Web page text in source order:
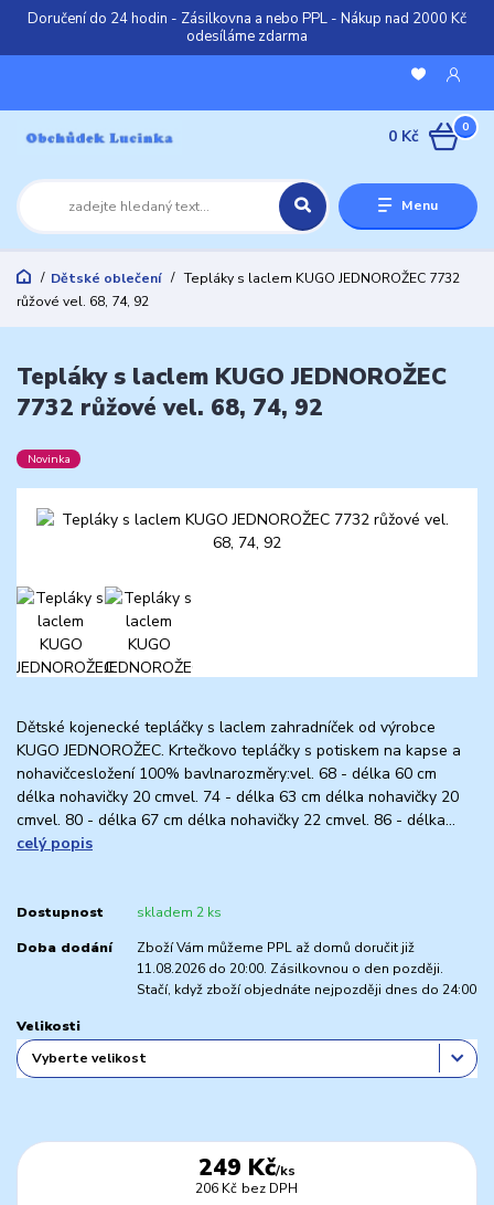
Doručení do 24 hodin - Zásilkovna a nebo PPL - Nákup nad 2000 Kč
odesíláme zdarma
Menu
0
0 Kč
Dětské oblečení
Tepláky s laclem KUGO JEDNOROŽEC 7732
růžové vel. 68, 74, 92
Tepláky s laclem KUGO JEDNOROŽEC
7732 růžové vel. 68, 74, 92
Novinka
Dětské kojenecké tepláčky s laclem zahradníček od výrobce
KUGO JEDNOROŽEC. Krtečkovo tepláčky s potiskem na kapse a
nohavičcesložení 100% bavlnarozměry:vel. 68 - délka 60 cm
délka nohavičky 20 cmvel. 74 - délka 63 cm délka nohavičky 20
cmvel. 80 - délka 67 cm délka nohavičky 22 cmvel. 86 - délka...
celý popis
Dostupnost skladem 2 ks
Doba dodání
Zboží Vám můžeme PPL až domů doručit již
11.08.2026 do 20:00. Zásilkovnou o den později.
Stačí, když zboží objednáte nejpozději dnes do 24:00
Velikosti
249 Kč/ks
206 Kč bez DPH